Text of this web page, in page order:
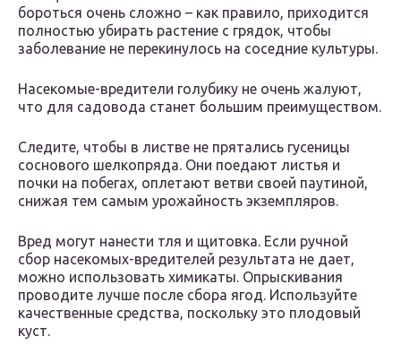
бороться очень сложно – как правило, приходится
полностью убирать растение с грядок, чтобы
заболевание не перекинулось на соседние культуры.
Насекомые-вредители голубику не очень жалуют,
что для садовода станет большим преимуществом.
Следите, чтобы в листве не прятались гусеницы
соснового шелкопряда. Они поедают листья и
почки на побегах, оплетают ветви своей паутиной,
снижая тем самым урожайность экземпляров.
Вред могут нанести тля и щитовка. Если ручной
сбор насекомых-вредителей результата не дает,
можно использовать химикаты. Опрыскивания
проводите лучше после сбора ягод. Используйте
качественные средства, поскольку это плодовый
куст.